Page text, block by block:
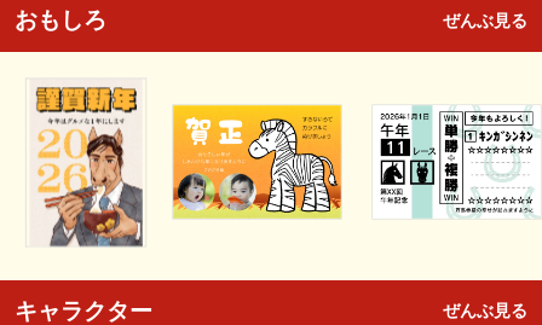
おもしろ ぜんぶ見る
キャラクター ぜんぶ見る